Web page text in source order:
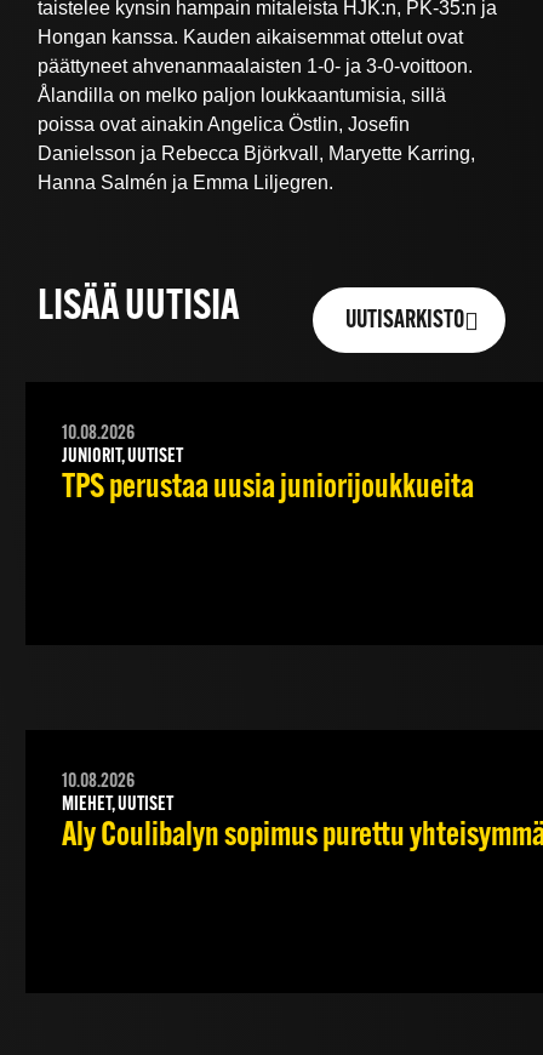
taistelee kynsin hampain mitaleista HJK:n, PK-35:n ja
Hongan kanssa. Kauden aikaisemmat ottelut ovat
päättyneet ahvenanmaalaisten 1-0- ja 3-0-voittoon.
Ålandilla on melko paljon loukkaantumisia, sillä
poissa ovat ainakin Angelica Östlin, Josefin
Danielsson ja Rebecca Björkvall, Maryette Karring,
Hanna Salmén ja Emma Liljegren.
LISÄÄ UUTISIA UUTISARKISTO
10.08.2026
JUNIORIT, UUTISET
TPS perustaa uusia juniorijoukkueita
10.08.2026
MIEHET, UUTISET
Aly Coulibalyn sopimus purettu